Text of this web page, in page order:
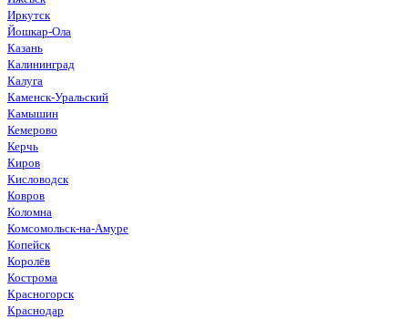
Иркутск
Йошкар-Ола
Казань
Калининград
Калуга
Каменск-Уральский
Камышин
Кемерово
Керчь
Киров
Кисловодск
Ковров
Коломна
Комсомольск-на-Амуре
Копейск
Королёв
Кострома
Красногорск
Краснодар